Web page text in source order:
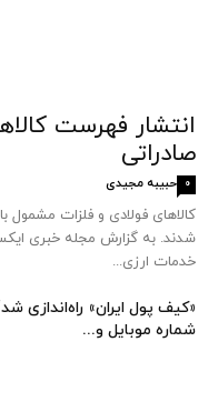
انتشار فهرست
صادراتی
حبیبه مجیدی 0
شدند. به گزارش مجله خبری
خدمات ارزی...
«کیف پول ایران» راه‌اندازی
شماره موبایل و...